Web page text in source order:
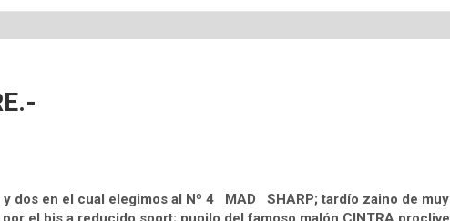
y dos en el cual elegimos al Nº 4 MAD SHARP; tardío zaino de muy